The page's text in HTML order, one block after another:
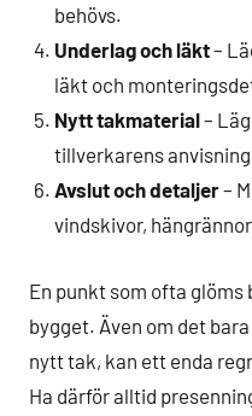
behövs.
Underlag och läkt–
läkt och
Nytt takmaterial–
tillverkarens
Avslut och detaljer–
vindskivor,
En punkt som ofta
bygget. Även om det
nytt tak, kan ett enda
Ha därför alltid